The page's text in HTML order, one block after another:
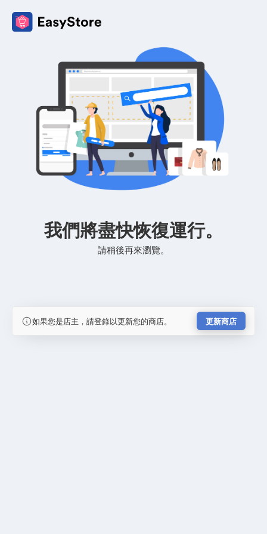
我們將盡快恢復運行。
請稍後再來瀏覽。
如果您是店主，請登錄以更新您的商店。 更新商店